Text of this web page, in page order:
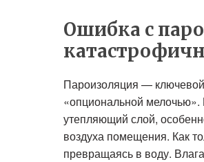
Ошибка с
Пароизоляция —
«опциональной мелочью».
утепляющий слой,
воздуха помещения. Как
превращаясь в воду.